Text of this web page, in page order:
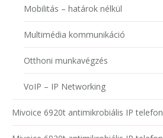
Mobilitás – határok nélkül
Multimédia kommunikáció
Otthoni munkavégzés
VoIP – IP Networking
Mivoice 6920t antimikrobiális IP telefon